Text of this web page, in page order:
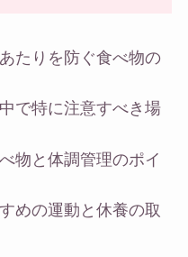
たりを防ぐ食べ物の
で特に注意すべき場
物と体調管理のポイ
めの運動と休養の取